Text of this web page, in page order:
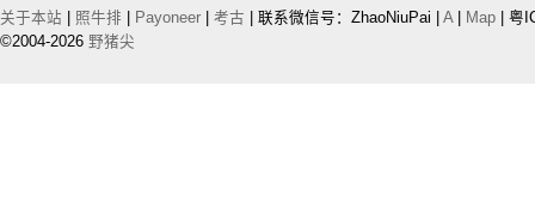
关于本站 照牛排 Payoneer 考古 | 联系微信号：ZhaoNiuPai | A| Map | 粤
©2004-2026 野猪尖